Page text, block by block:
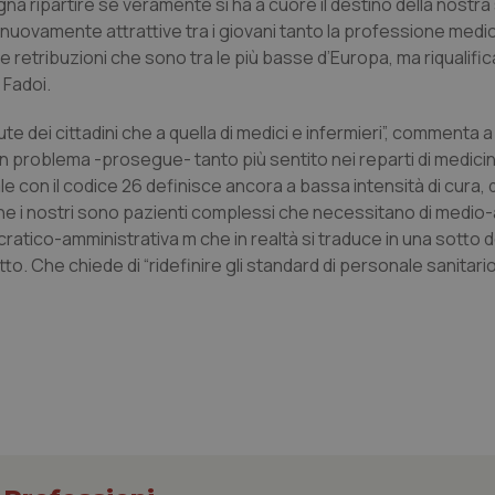
attrattive tra i giovani tanto la professione
che sono tra le più basse d’Europa, ma
dei cittadini che a quella di medici e infermieri”, commenta
problema -prosegue- tanto più sentito nei reparti di
il codice 26 definisce ancora a bassa intensità di cura,
i nostri sono pazienti complessi che necessitano di
amministrativa m che in realtà si traduce in una sotto
Che chiede di “ridefinire gli standard di personale
a rendere fruibile il sito web abilitandone funzionalità di base quali la
del sito. Il sito web non è in grado di funzionare correttamente senza questi
YouTube
.youtube.com
5 mesi 4
settimane
Questo cookie viene utilizzato
scelte di consenso e privacy
interazione con il sito. Registra i
del visitatore riguardo a varie